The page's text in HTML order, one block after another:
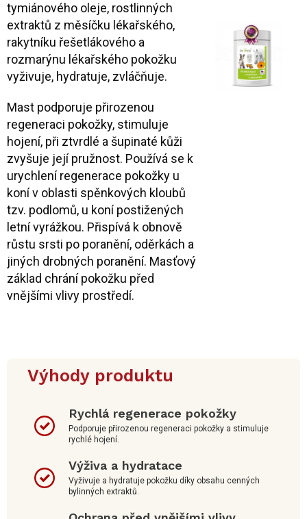
tymiánového oleje, rostlinných
extraktů z měsíčku lékařského,
rakytníku řešetlákového a
rozmarýnu lékařského pokožku
vyživuje, hydratuje, zvláčňuje.
Mast podporuje přirozenou
regeneraci pokožky, stimuluje
hojení, při ztvrdlé a šupinaté kůži
zvyšuje její pružnost. Používá se k
urychlení regenerace pokožky u
koní v oblasti spěnkových kloubů
tzv. podlomů, u koní postižených
letní vyrážkou. Přispívá k obnově
růstu srsti po poranění, oděrkách a
jiných drobných poranění. Masťový
základ chrání pokožku před
vnějšími vlivy prostředí.
Výhody produktu
Rychlá regenerace pokožky
Podporuje přirozenou regeneraci pokožky a stimuluje
rychlé hojení.
Výživa a hydratace
Vyživuje a hydratuje pokožku díky obsahu cenných
bylinných extraktů.